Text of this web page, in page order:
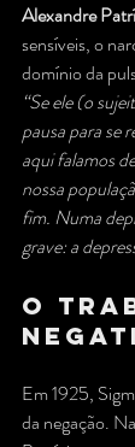
Alexandre
sensíveis, o
domínio da
“Se ele (o
pausa para se
aqui falamos
nossa
fim. Numa
grave: a
O
Em 1925,
da negação.